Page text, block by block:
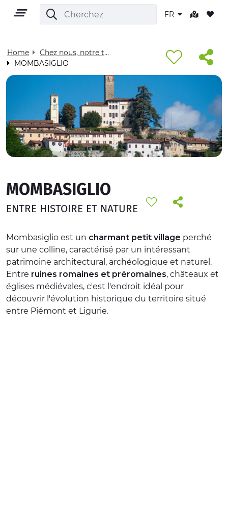
FR
FR
TERRITOIRE
CULTURE
EXPÉRIENCES
ÉVÉNEMENTS
OFFERTE
ACCUEIL
Home
Chez nous, notre territoire - Visit Cuneese
MOMBASIGLIO
MOMBASIGLIO
ENTRE HISTOIRE ET NATURE
Mombasiglio est un charmant petit village perché
sur une colline, caractérisé par un intéressant
patrimoine architectural, archéologique et naturel.
Entre ruines romaines et préromaines, châteaux et
églises médiévales, c'est l'endroit idéal pour
découvrir l'évolution historique du territoire situé
entre Piémont et Ligurie.